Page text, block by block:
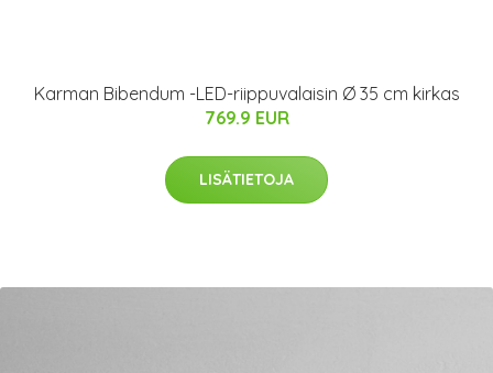
Karman Bibendum -LED-riippuvalaisin Ø 35 cm kirkas
769.9 EUR
LISÄTIETOJA